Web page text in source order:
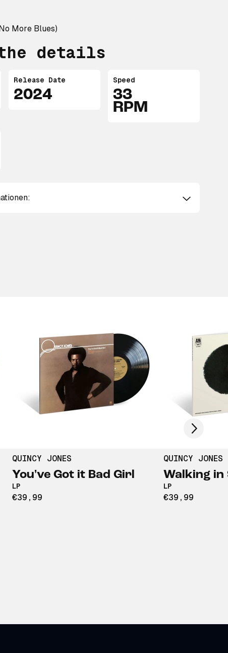
More Blues)
details
Release Date
2024
Speed
33
RPM
QUINCY JONES
You've Got it Bad Girl
LP
€39,99
QUINCY JONES
Walking in
LP
€39,99
Scroll right